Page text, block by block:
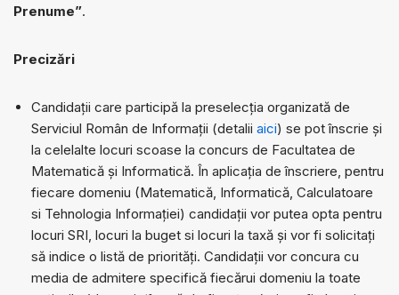
Prenume”.
Precizări
Candidații care participă la preselecția organizată de
Serviciul Român de Informații (detalii aici) se pot înscrie și
la celelalte locuri scoase la concurs de Facultatea de
Matematică și Informatică. În aplicația de înscriere, pentru
fiecare domeniu (Matematică, Informatică, Calculatoare
si Tehnologia Informației) candidații vor putea opta pentru
locuri SRI, locuri la buget si locuri la taxă și vor fi solicitați
să indice o listă de priorități. Candidații vor concura cu
media de admitere specifică fiecărui domeniu la toate